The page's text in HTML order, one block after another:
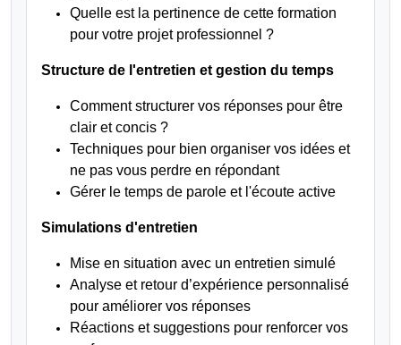
Quelle est la pertinence de cette formation
pour votre projet professionnel ?
Structure de l'entretien et gestion du temps
Comment structurer vos réponses pour être
clair et concis ?
Techniques pour bien organiser vos idées et
ne pas vous perdre en répondant
Gérer le temps de parole et l'écoute active
Simulations d'entretien
Mise en situation avec un entretien simulé
Analyse et retour d’expérience personnalisé
pour améliorer vos réponses
Réactions et suggestions pour renforcer vos